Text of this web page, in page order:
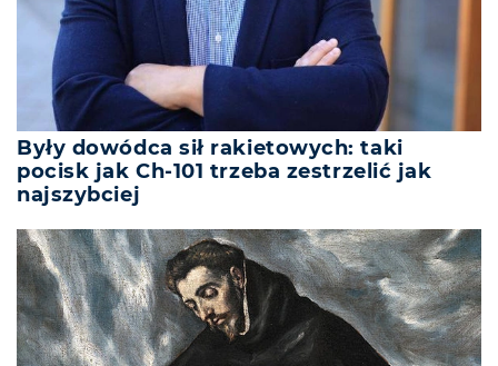
Były dowódca sił rakietowych: taki
pocisk jak Ch-101 trzeba zestrzelić jak
najszybciej